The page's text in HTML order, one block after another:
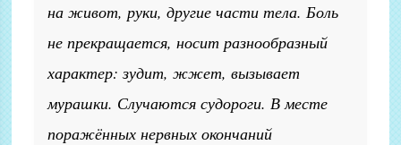
на живот, руки, другие части тела. Боль
не прекращается, носит разнообразный
характер: зудит, жжет, вызывает
мурашки. Случаются судороги. В месте
поражённых нервных окончаний